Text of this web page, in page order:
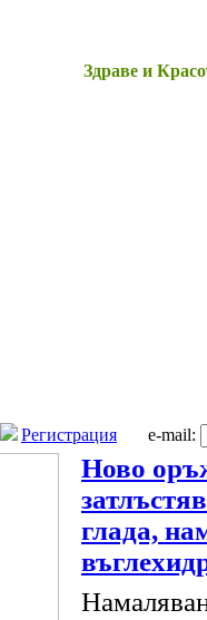
Здраве и
Регистрация e-mail:
Ново
глада,